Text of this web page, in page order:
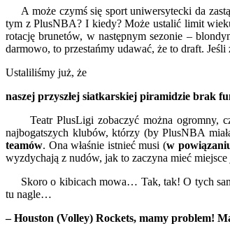
A może czymś się sport uniwersytecki da
tym z PlusNBA? I kiedy? Może ustalić limit
rotację brunetów, w następnym sezonie –
darmowo, to przestańmy udawać, że to draft.
Ustaliliśmy już, że
naszej przyszłej siatkarskiej piramidzie brak
Teatr PlusLigi zobaczyć można ogromny,
najbogatszych klubów, którzy (by PlusNBA
teamów. Ona właśnie istnieć musi (w
wyzdychają z nudów, jak to zaczyna mieć
Skoro o kibicach mowa… Tak, tak! O tych
tu nagle…
– Houston (Volley) Rockets, mamy problem!